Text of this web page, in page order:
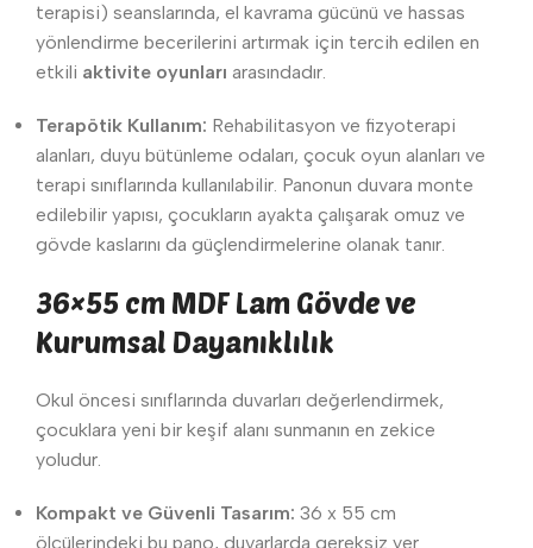
terapisi) seanslarında, el kavrama gücünü ve hassas
yönlendirme becerilerini artırmak için tercih edilen en
etkili aktivite oyunları arasındadır.
Terapötik Kullanım: Rehabilitasyon ve fizyoterapi
alanları, duyu bütünleme odaları, çocuk oyun alanları ve
terapi sınıflarında kullanılabilir. Panonun duvara monte
edilebilir yapısı, çocukların ayakta çalışarak omuz ve
gövde kaslarını da güçlendirmelerine olanak tanır.
36×55 cm MDF Lam Gövde ve
Kurumsal Dayanıklılık
Okul öncesi sınıflarında duvarları değerlendirmek,
çocuklara yeni bir keşif alanı sunmanın en zekice
yoludur.
Kompakt ve Güvenli Tasarım: 36 x 55 cm
ölçülerindeki bu pano, duvarlarda gereksiz yer